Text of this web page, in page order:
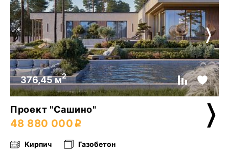
376,45 м2
Проект "Сашино"
48 880 000
Кирпич Газобетон